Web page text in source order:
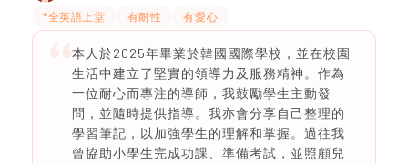
*全英語上堂 有耐性 有愛心
本人於2025年畢業於韓國國際學校，並在校園
生活中建立了堅實的領導力及服務精神。作為
一位耐心而專注的導師，我鼓勵學生主動發
問，並隨時提供指導。我亦會分享自己整理的
學習筆記，以加強學生的理解和掌握。過往我
曾協助小學生完成功課、準備考試，並照顧兒